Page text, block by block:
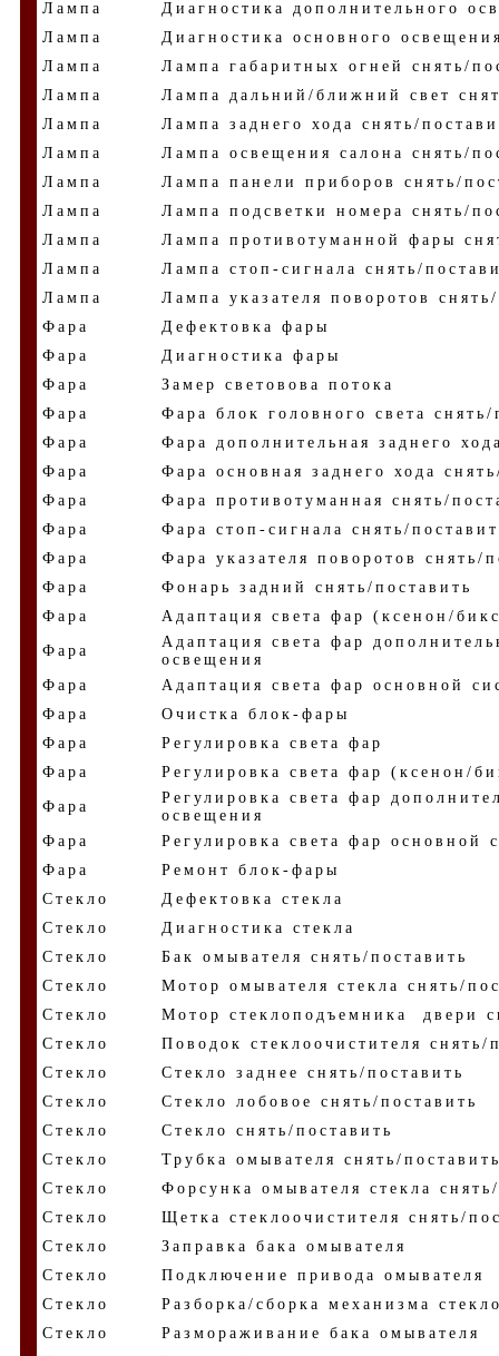
Лампа
Диагностика дополнительного
Лампа
Диагностика основного
Лампа
Лампа габаритных огней снять/
Лампа
Лампа дальний/ближний свет
Лампа
Лампа заднего хода снять/
Лампа
Лампа освещения салона снять/
Лампа
Лампа панели приборов снять/
Лампа
Лампа подсветки номера снять/
Лампа
Лампа противотуманной фары
Лампа
Лампа стоп-сигнала снять/
Лампа
Лампа указателя поворотов
Фара
Дефектовка фары
Фара
Диагностика фары
Фара
Замер световова потока
Фара
Фара блок головного света снять/
Фара
Фара дополнительная заднего
Фара
Фара основная заднего хода
Фара
Фара противотуманная снять/
Фара
Фара стоп-сигнала снять/
Фара
Фара указателя поворотов снять/
Фара
Фонарь задний снять/поставить
Фара
Адаптация света фар (ксенон/
Фара
Адаптация света фар
освещения
Фара
Адаптация света фар основной
Фара
Очистка блок-фары
Фара
Регулировка света фар
Фара
Регулировка света фар (ксенон/
Фара
Регулировка света фар
освещения
Фара
Регулировка света фар основной
Фара
Ремонт блок-фары
Стекло
Дефектовка стекла
Стекло
Диагностика стекла
Стекло
Бак омывателя снять/поставить
Стекло
Мотор омывателя стекла снять/
Стекло
Мотор стеклоподъемника двери
Стекло
Поводок стеклоочистителя снять/
Стекло
Стекло заднее снять/поставить
Стекло
Стекло лобовое снять/поставить
Стекло
Стекло снять/поставить
Стекло
Трубка омывателя снять/
Стекло
Форсунка омывателя стекла
Стекло
Щетка стеклоочистителя снять/
Стекло
Заправка бака омывателя
Стекло
Подключение привода омывателя
Стекло
Разборка/сборка механизма
Стекло
Размораживание бака омывателя